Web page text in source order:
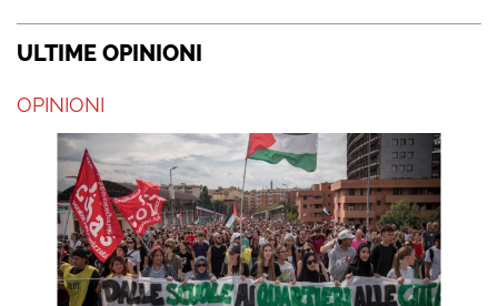
ULTIME OPINIONI
OPINIONI